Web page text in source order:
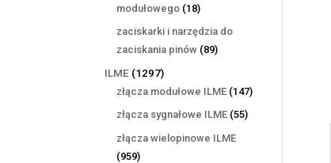
modułowego 1818
produktów
zaciskarki i narzędzia do
zaciskania pinów 8989
ILME 12971297
produktów
złącza modułowe ILME 147147
złącza sygnałowe ILME 5555
złącza wielopinowe ILME
959959